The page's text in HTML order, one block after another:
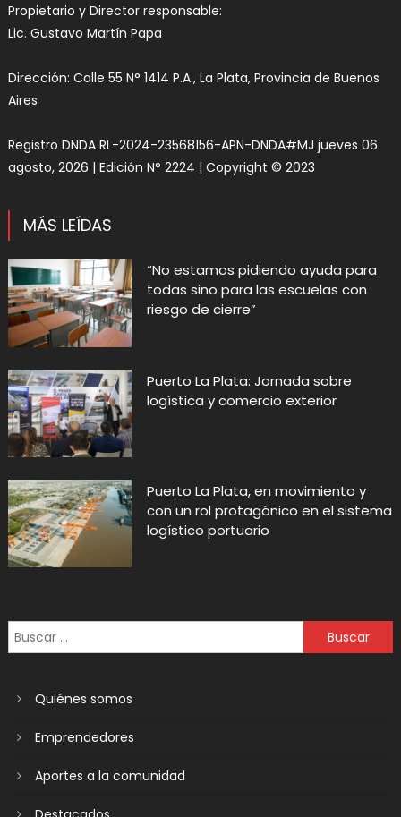
Propietario y Director responsable:
Lic. Gustavo Martín Papa
Dirección: Calle 55 N° 1414 P.A., La Plata, Provincia de Buenos
Aires
Registro DNDA RL-2024-23568156-APN-DNDA#MJ jueves 06
agosto, 2026 | Edición N° 2224 | Copyright © 2023
MÁS LEÍDAS
“No estamos pidiendo ayuda para
todas sino para las escuelas con
riesgo de cierre”
Puerto La Plata: Jornada sobre
logística y comercio exterior
Puerto La Plata, en movimiento y
con un rol protagónico en el sistema
logístico portuario
Quiénes somos
Emprendedores
Aportes a la comunidad